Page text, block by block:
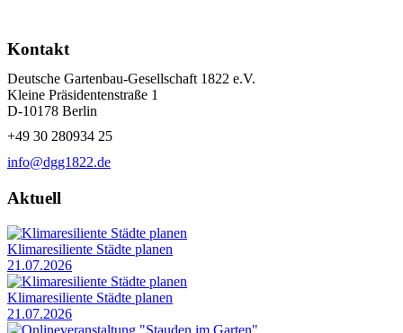
Kontakt
Deutsche Gartenbau-Gesellschaft 1822 e.V.
Kleine Präsidentenstraße 1
D-10178 Berlin
+49 30 280934 25
info@dgg1822.de
Aktuell
Klimaresiliente Städte planen
21.07.2026
Klimaresiliente Städte planen
21.07.2026